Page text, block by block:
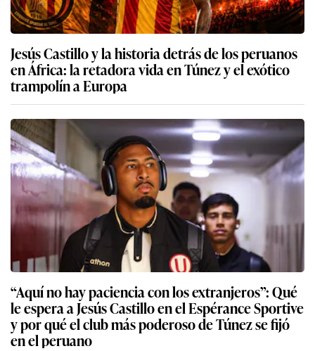
Jesús Castillo y la historia detrás de los peruanos
en África: la retadora vida en Túnez y el exótico
trampolín a Europa
“Aquí no hay paciencia con los extranjeros”: Qué
le espera a Jesús Castillo en el Espérance Sportive
y por qué el club más poderoso de Túnez se fijó
en el peruano